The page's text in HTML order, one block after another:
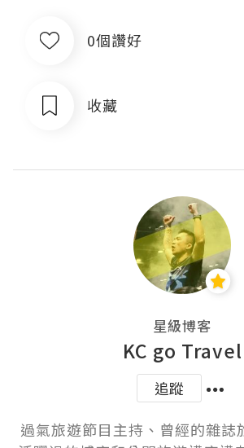
0個讚好
收藏
星級博客
KC go Travel
追蹤
過氣旅遊節目主持、曾經的雜誌